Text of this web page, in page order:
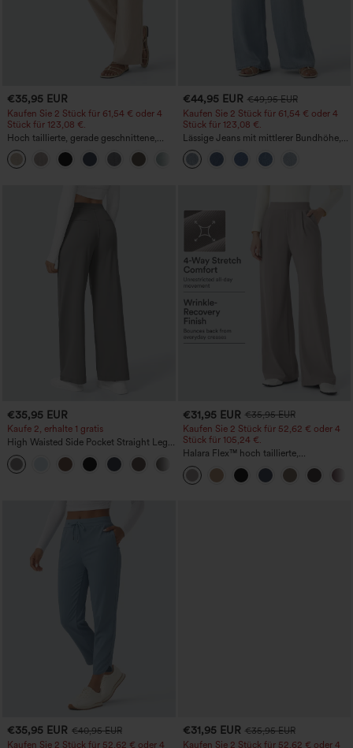
€35,95 EUR
Kaufen Sie 2 Stück für 61,54 € oder 4
Stück für 123,08 €.
Hoch taillierte, gerade geschnittene,
legere Leinen-Optik-Hose mit Taschen
+5
€44,95 EUR €49,95 EUR
Kaufen Sie 2 Stück für 61,54 € oder 4
Stück für 123,08 €.
Lässige Jeans mit mittlerer Bundhöhe,
Kordelzug und Taschen
€35,95 EUR
Kaufe 2, erhalte 1 gratis
High Waisted Side Pocket Straight Leg
Work Pants
€31,95 EUR €35,95 EUR
Kaufen Sie 2 Stück für 52,62 € oder 4
Stück für 105,24 €.
Halara Flex™ hoch taillierte,
figurformende Arbeitshose, die die Taille
schmaler wirken lässt, mit Taschen,
weitem Bein und Mikro-Waffelstruktur
€35,95 EUR €40,95 EUR
Kaufen Sie 2 Stück für 52,62 € oder 4
€31,95 EUR €35,95 EUR
Kaufen Sie 2 Stück für 52,62 € oder 4